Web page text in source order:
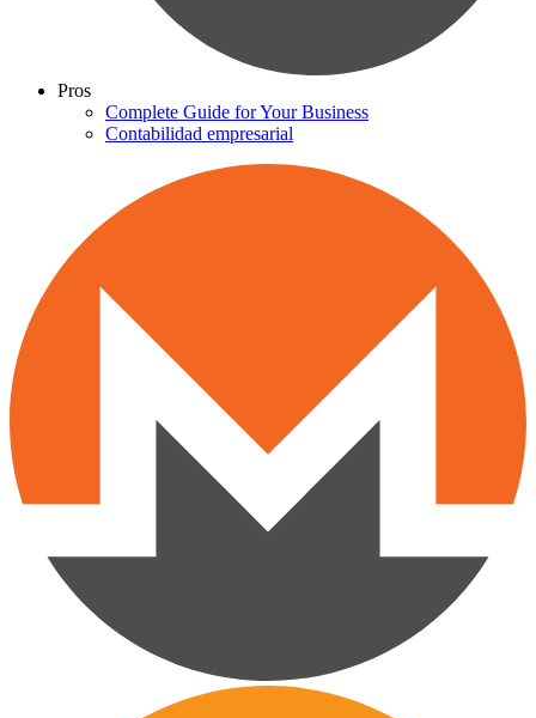
Pros
Complete Guide for Your Business
Contabilidad empresarial